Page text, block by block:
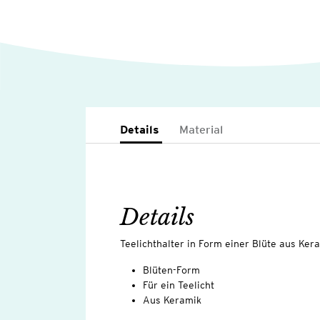
Details Material
Details
Teelichthalter in Form einer Blüte aus
Blüten-Form
Für ein Teelicht
Aus Keramik